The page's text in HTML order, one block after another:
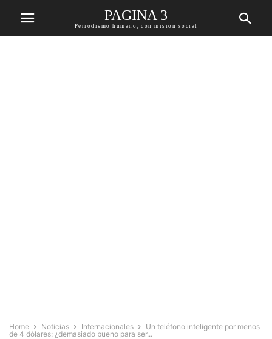
PAGINA 3
Periodismo humano, con mision social
Home Noticias Internacionales
Un teléfono inteligente por menos
de 4 dólares: ¿demasiado bueno para ser...